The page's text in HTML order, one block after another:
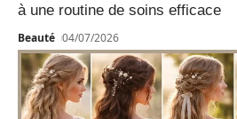
à une routine de soins efficace
Beauté 04/07/2026